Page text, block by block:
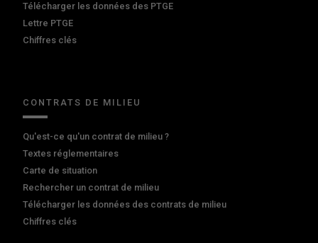
Télécharger les données des PTGE
Lettre PTGE
Chiffres clés
CONTRATS DE MILIEU
Qu'est-ce qu'un contrat de milieu ?
Textes réglementaires
Carte de situation
Rechercher un contrat de milieu
Télécharger les données des contrats de milieu
Chiffres clés